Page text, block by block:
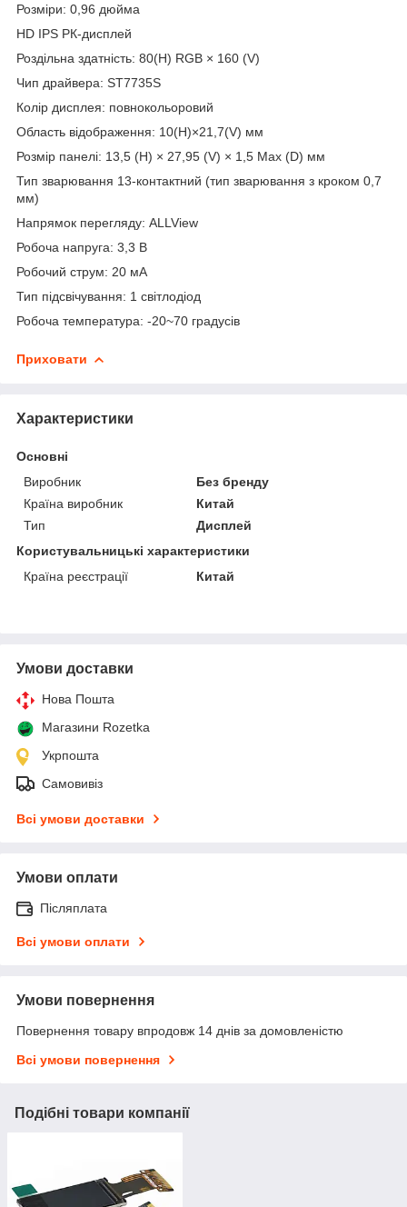
Розміри: 0,96 дюйма
HD IPS РК-дисплей
Роздільна здатність: 80(H) RGB × 160 (V)
Чип драйвера: ST7735S
Колір дисплея: повнокольоровий
Область відображення: 10(H)×21,7(V) мм
Розмір панелі: 13,5 (H) × 27,95 (V) × 1,5 Max (D) мм
Тип зварювання 13-контактний (тип зварювання з кроком 0,7
мм)
Напрямок перегляду: ALLView
Робоча напруга: 3,3 В
Робочий струм: 20 мА
Тип підсвічування: 1 світлодіод
Робоча температура: -20~70 градусів
Приховати
Характеристики
Основні
Виробник
Без бренду
Країна виробник
Китай
Тип
Дисплей
Користувальницькі характеристики
Країна реєстрації
Китай
Умови доставки
Нова Пошта
Магазини Rozetka
Укрпошта
Самовивіз
Всі умови доставки
Умови оплати
Післяплата
Всі умови оплати
Умови повернення
Повернення товару впродовж 14 днів за домовленістю
Всі умови повернення
Подібні товари компанії